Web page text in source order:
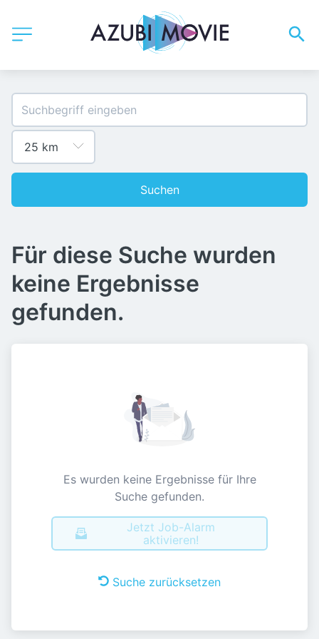
Suchen
Für diese Suche wurden
keine Ergebnisse
gefunden.
Es wurden keine Ergebnisse für Ihre
Suche gefunden.
Jetzt Job-Alarm
aktivieren!
Suche zurücksetzen